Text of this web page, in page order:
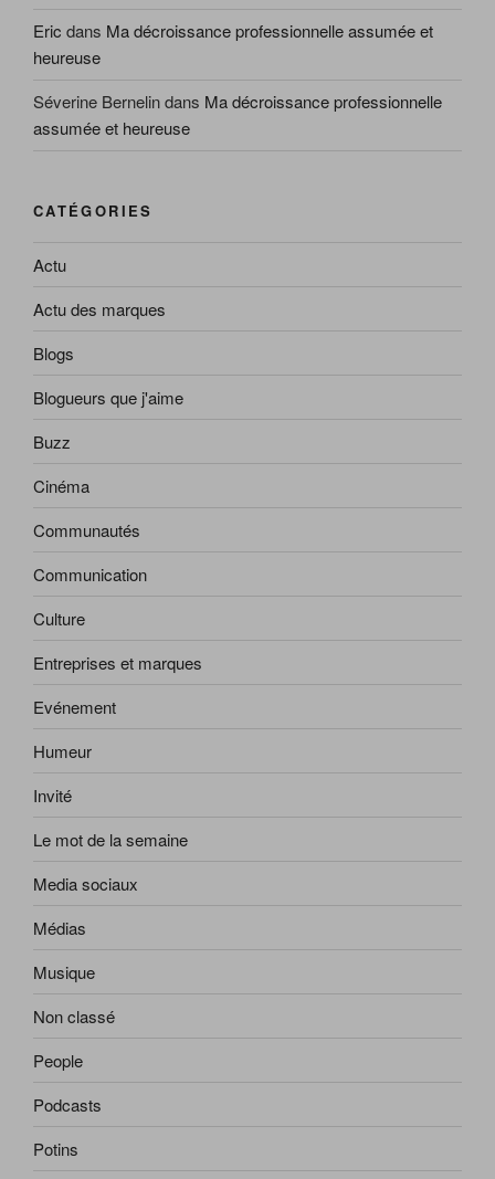
Eric dans Ma décroissance professionnelle assumée et
heureuse
Séverine Bernelindans Ma décroissance professionnelle
assumée et heureuse
CATÉGORIES
Actu
Actu des marques
Blogs
Blogueurs que j'aime
Buzz
Cinéma
Communautés
Communication
Culture
Entreprises et marques
Evénement
Humeur
Invité
Le mot de la semaine
Media sociaux
Médias
Musique
Non classé
People
Podcasts
Potins